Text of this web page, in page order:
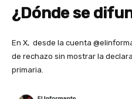
¿Dónde se
En X, desde la cuenta
de rechazo sin mostrar la
primaria.